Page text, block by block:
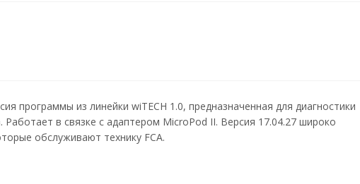
программы из линейки wiTECH 1.0, предназначенная для диагностики
в связке с адаптером MicroPod II. Версия 17.04.27 широко
обслуживают технику FCA.